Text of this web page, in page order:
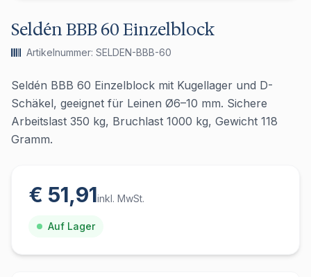
Seldén BBB 60 Einzelblock
Artikelnummer: SELDEN-BBB-60
Seldén BBB 60 Einzelblock mit Kugellager und D-
Schäkel, geeignet für Leinen Ø6–10 mm. Sichere
Arbeitslast 350 kg, Bruchlast 1000 kg, Gewicht 118
Gramm.
€ 51,91inkl. MwSt.
Auf Lager